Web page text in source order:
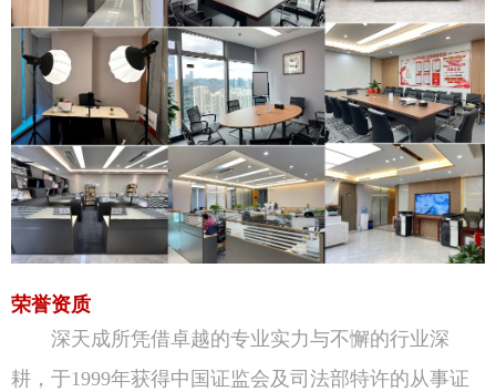
荣誉资质
深天成所凭借卓越的专业实力与不懈的行业深
耕，于1999年获得中国证监会及司法部特许的从事证